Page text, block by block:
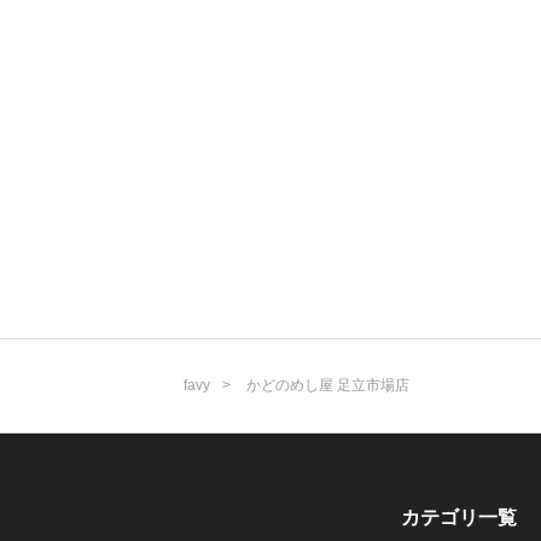
favy かどのめし屋 足立市場店
カテゴリ一覧